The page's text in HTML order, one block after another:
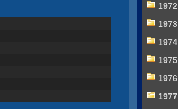
1972
1973
1974
1975
1976
1977